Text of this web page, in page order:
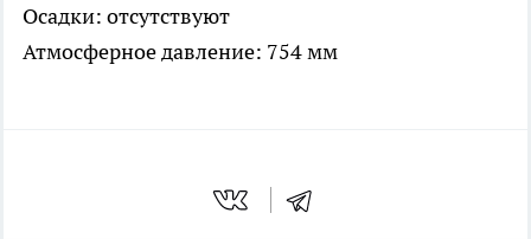
Осадки: отсутствуют
Атмосферное давление: 754 мм